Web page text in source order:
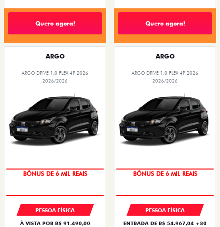
Quero agora! Quero agora!
ARGO
ARGO DRIVE 1.0 FLEX 4P 2026
2026/2026
BÔNUS DE 6 MIL REAIS
PESSOA FÍSICA
À VISTA POR R$ 91.490,00
ARGO
ARGO DRIVE 1.0 FLEX 4P 2026
2026/2026
BÔNUS DE 6 MIL REAIS
PESSOA FÍSICA
ENTRADA DE R$ 54.967,04 +30